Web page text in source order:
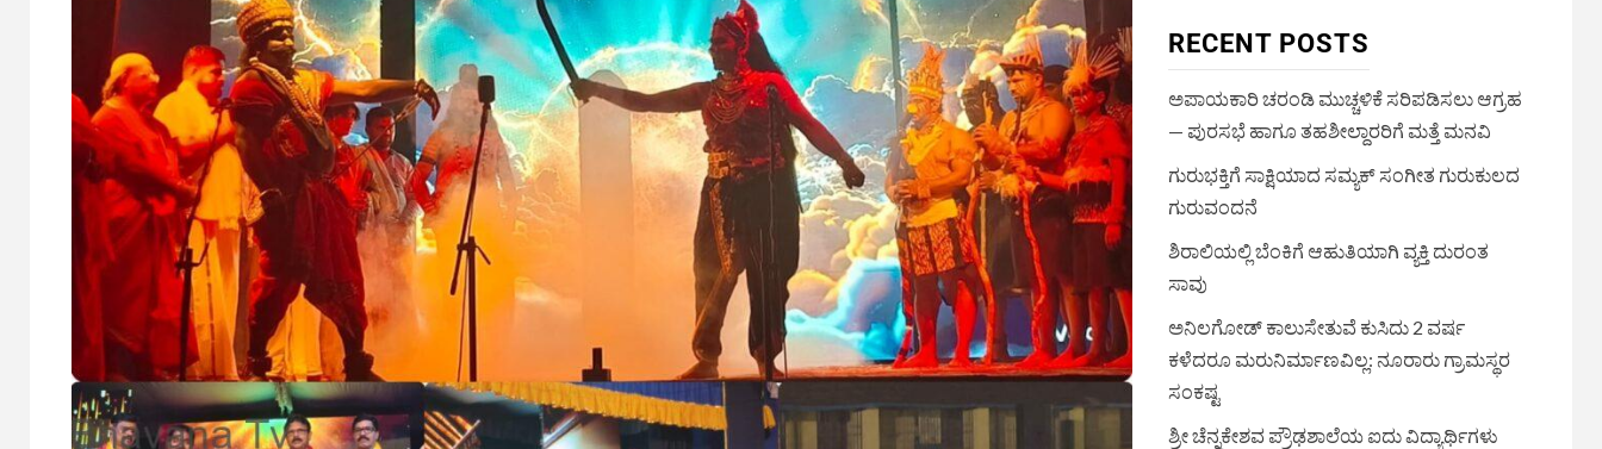
RECENT POSTS
ಅಪಾಯಕಾರಿ ಚರಂಡಿ ಮುಚ್ಚಳಿಕೆ ಸರಿಪಡಿಸಲು ಆಗ್ರಹ
— ಪುರಸಭೆ ಹಾಗೂ ತಹಶೀಲ್ದಾರರಿಗೆ ಮತ್ತೆ ಮನವಿ
ಗುರುಭಕ್ತಿಗೆ ಸಾಕ್ಷಿಯಾದ ಸಮ್ಯಕ್ ಸಂಗೀತ ಗುರುಕುಲದ
ಗುರುವಂದನೆ
ಶಿರಾಲಿಯಲ್ಲಿ ಬೆಂಕಿಗೆ ಆಹುತಿಯಾಗಿ ವ್ಯಕ್ತಿ ದುರಂತ
ಸಾವು
ಅನಿಲಗೋಡ್ ಕಾಲುಸೇತುವೆ ಕುಸಿದು 2 ವರ್ಷ
ಕಳೆದರೂ ಮರುನಿರ್ಮಾಣವಿಲ್ಲ: ನೂರಾರು ಗ್ರಾಮಸ್ಥರ
ಸಂಕಷ್ಟ
ಶ್ರೀ ಚೆನ್ನಕೇಶವ ಪ್ರೌಢಶಾಲೆಯ ಐದು ವಿದ್ಯಾರ್ಥಿಗಳು